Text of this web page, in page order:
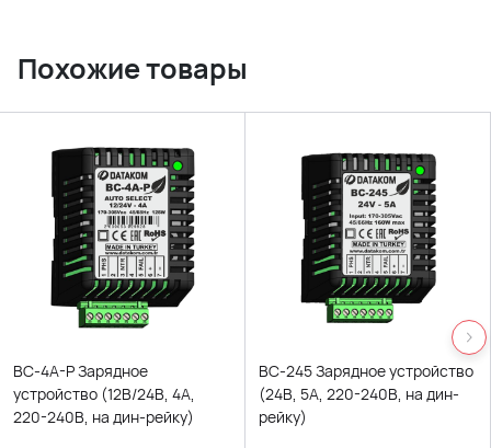
Похожие товары
BC-4A-P Зарядное
устройство (12В/24В, 4А,
220-240В, на дин-рейку)
BC-245 Зарядное устройство
(24В, 5А, 220-240В, на дин-
рейку)